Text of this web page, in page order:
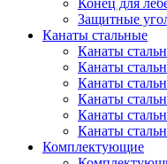
Конец для
Защитные
Канаты стальные
Канаты
Канаты
Канаты
Канаты
Канаты
Канаты
Комплектующие